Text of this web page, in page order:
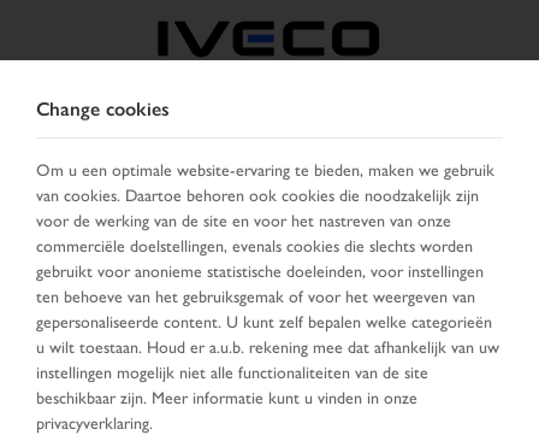
KIES LAND VERANDER TAAL
Toggle
navigation
MENU
Change cookies
Om u een optimale website-ervaring te bieden, maken we gebruik
van cookies. Daartoe behoren ook cookies die noodzakelijk zijn
voor de werking van de site en voor het nastreven van onze
commerciële doelstellingen, evenals cookies die slechts worden
gebruikt voor anonieme statistische doeleinden, voor instellingen
ten behoeve van het gebruiksgemak of voor het weergeven van
gepersonaliseerde content. U kunt zelf bepalen welke categorieën
u wilt toestaan. Houd er a.u.b. rekening mee dat afhankelijk van uw
instellingen mogelijk niet alle functionaliteiten van de site
beschikbaar zijn. Meer informatie kunt u vinden in onze
privacyverklaring.